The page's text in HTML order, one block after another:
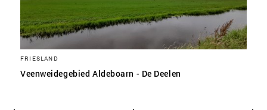
FRIESLAND
Veenweidegebied Aldeboarn - De Deelen